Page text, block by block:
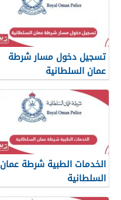
تسجيل دخول مسار شرطة
عمان السلطانية
الخدمات الطبية شرطة عمان
السلطانية